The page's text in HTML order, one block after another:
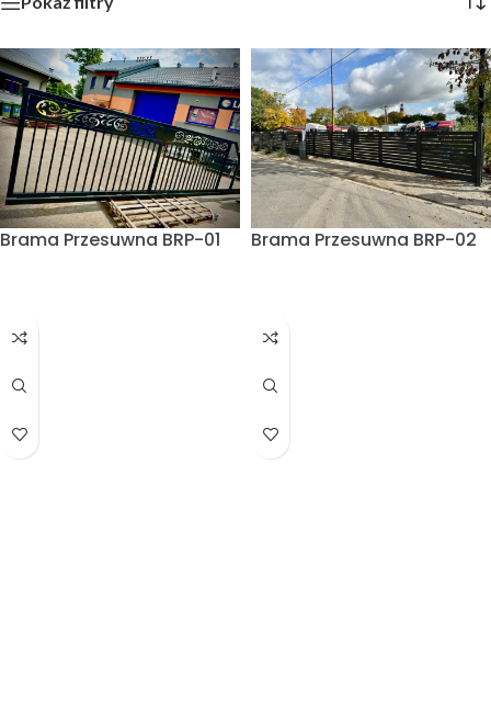
Brama Przesuwna BRP-01 Brama Przesuwna BRP-02